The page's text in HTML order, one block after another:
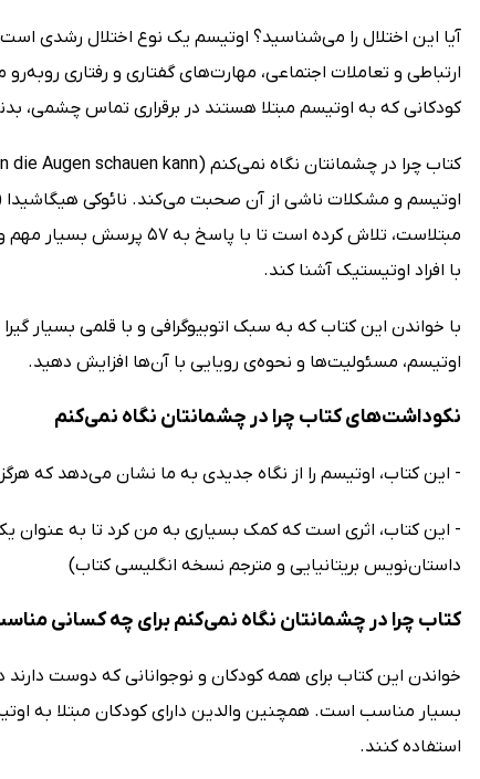
آیا این اختلال را می‌شناسید؟ اوتیسم یک نوع اختلال رشدی
ارتباطی و تعاملات اجتماعی، مهارت‌های گفتاری و رفتاری
کودکانی که به اوتیسم مبتلا هستند در برقراری تماس چشمی،
مبتلاست، تلاش کرده است تا
با افراد اوتیستیک آشنا کند.
با خواندن این کتاب که به سبک اتوبیوگرافی و با قلمی بسیار
اوتیسم، مسئولیت‌ها و نحوه‌ی رویایی با آن‌ها افزایش دهید.
نکوداشت‌های کتاب چرا در چشمانتان نگاه نمی‌کنم
- این کتاب، اوتیسم را از نگاه جدیدی به ما نشان می‌دهد که
- این کتاب، اثری است که کمک بسیاری به من کرد تا به عنوان یک
داستان‌نویس بریتانیایی و مترجم نسخه انگلیسی کتاب)
کتاب چرا در چشمانتان نگاه نمی‌کنم برای چه کسانی
خواندن این کتاب برای همه کودکان و نوجوانانی که دوست دارند
بسیار مناسب است. همچنین والدین دارای کودکان مبتلا به
استفاده کنند.